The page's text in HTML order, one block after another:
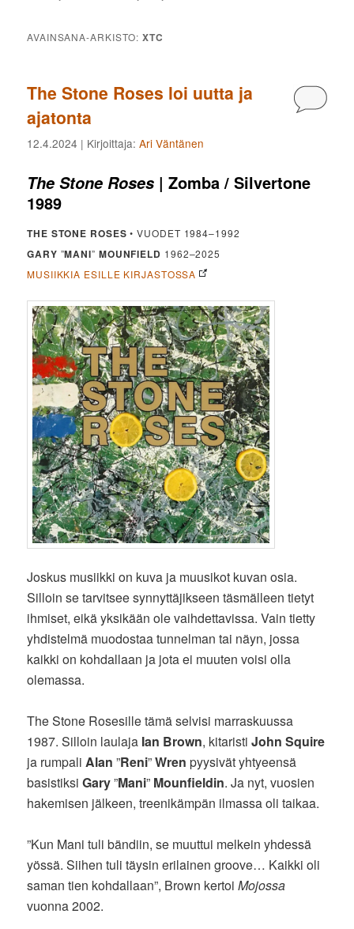
AVAINSANA-ARKISTO:XTC
The Stone Roses loi uutta ja
ajatonta
12.4.2024 | Kirjoittaja:Ari Väntänen
The Stone Roses | Zomba / Silvertone
1989
THE STONE ROSES • VUODET 1984–1992
GARY ”MANI” MOUNFIELD 1962–2025
MUSIIKKIA ESILLE KIRJASTOSSA
Joskus musiikki on kuva ja muusikot kuvan osia.
Silloin se tarvitsee synnyttäjikseen täsmälleen tietyt
ihmiset, eikä yksikään ole vaihdettavissa. Vain tietty
yhdistelmä muodostaa tunnelman tai näyn, jossa
kaikki on kohdallaan ja jota ei muuten voisi olla
olemassa.
The Stone Rosesille tämä selvisi marraskuussa
1987. Silloin laulaja Ian Brown, kitaristiJohn Squire
ja rumpali Alan ”Reni”Wren pyysivät yhtyeensä
basistiksiGary”Mani” Mounfieldin. Ja nyt, vuosien
hakemisen jälkeen, treenikämpän ilmassa oli taikaa.
”Kun Mani tuli bändiin, se muuttui melkein yhdessä
yössä. Siihen tuli täysin erilainen groove… Kaikki oli
saman tien kohdallaan”, Brown kertoiMojossa
vuonna 2002.